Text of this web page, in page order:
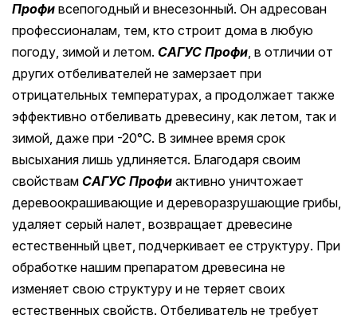
Профи всепогодный и внесезонный. Он адресован
профессионалам, тем, кто строит дома в любую
погоду, зимой и летом. САГУС Профи, в отличии от
других отбеливателей не замерзает при
отрицательных температурах, а продолжает также
эффективно отбеливать древесину, как летом, так и
зимой, даже при -20°C. В зимнее время срок
высыхания лишь удлиняется. Благодаря своим
свойствам САГУС Профи активно уничтожает
деревоокрашивающие и дереворазрушающие грибы,
удаляет серый налет, возвращает древесине
естественный цвет, подчеркивает ее структуру. При
обработке нашим препаратом древесина не
изменяет свою структуру и не теряет своих
естественных свойств. Отбеливатель не требует